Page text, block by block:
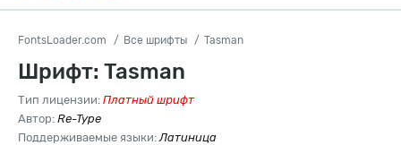
FontsLoader.com Все шрифты Tasman
Шрифт: Tasman
Тип лицензии: Платный шрифт
Автор: Re-Type
Поддерживаемые языки:Латиница